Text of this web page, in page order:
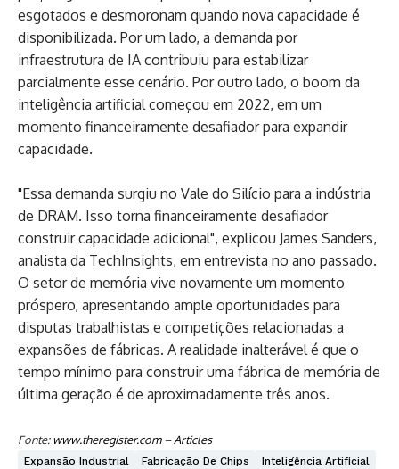
esgotados e desmoronam quando nova capacidade é
disponibilizada. Por um lado, a demanda por
infraestrutura de IA contribuiu para estabilizar
parcialmente esse cenário. Por outro lado, o boom da
inteligência artificial começou em 2022, em um
momento financeiramente desafiador para expandir
capacidade.
"Essa demanda surgiu no Vale do Silício para a indústria
de DRAM. Isso torna financeiramente desafiador
construir capacidade adicional", explicou James Sanders,
analista da TechInsights, em entrevista no ano passado.
O setor de memória vive novamente um momento
próspero, apresentando ample oportunidades para
disputas trabalhistas e competições relacionadas a
expansões de fábricas. A realidade inalterável é que o
tempo mínimo para construir uma fábrica de memória de
última geração é de aproximadamente três anos.
Fonte:www.theregister.com – Articles
Expansão Industrial Fabricação De Chips
Inteligência Artificial